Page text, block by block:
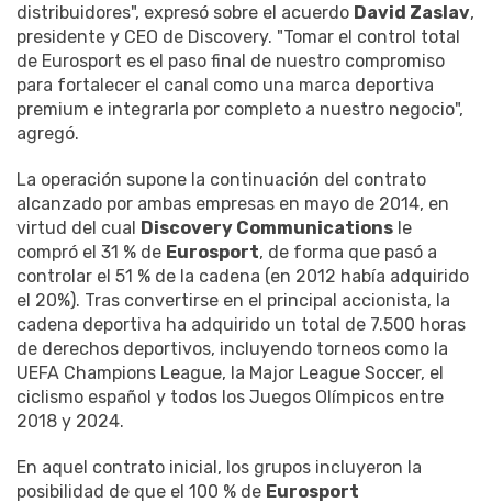
distribuidores", expresó sobre el acuerdo David Zaslav,
presidente y CEO de Discovery. "Tomar el control total
de Eurosport es el paso final de nuestro compromiso
para fortalecer el canal como una marca deportiva
premium e integrarla por completo a nuestro negocio",
agregó.
La operación supone la continuación del contrato
alcanzado por ambas empresas en mayo de 2014, en
virtud del cual Discovery Communications le
compró el 31 % de Eurosport, de forma que pasó a
controlar el 51 % de la cadena (en 2012 había adquirido
el 20%). Tras convertirse en el principal accionista, la
cadena deportiva ha adquirido un total de 7.500 horas
de derechos deportivos, incluyendo torneos como la
UEFA Champions League, la Major League Soccer, el
ciclismo español y todos los Juegos Olímpicos entre
2018 y 2024.
En aquel contrato inicial, los grupos incluyeron la
posibilidad de que el 100 % de Eurosport